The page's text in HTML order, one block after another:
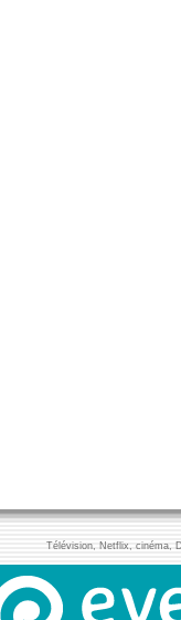
Télévision, Netflix, cinéma,